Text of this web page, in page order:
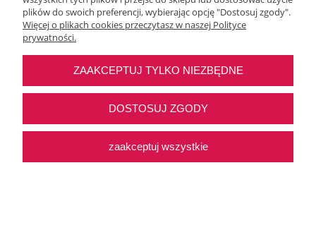
O nas
Najczęstsze pytania
Pomoc
plików do swoich preferencji, wybierając opcję "Dostosuj zgody".
Więcej o plikach cookies przeczytasz w naszej Polityce
prywatności.
ZAAKCEPTUJ TYLKO NIEZBĘDNE
DOSTOSUJ ZGODY
zaakceptuj wszystkie